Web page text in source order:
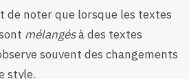
de noter que lorsque les textes
mélangésà des textes
souvent des changements
style.